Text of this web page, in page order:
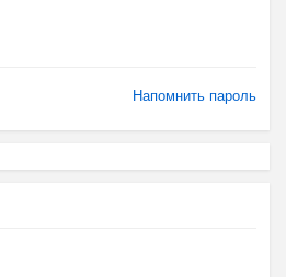
Напомнить пароль